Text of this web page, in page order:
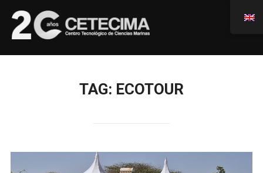
TAG: ECOTOUR